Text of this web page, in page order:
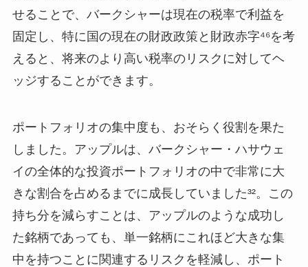
せることで、バークシャーは現在の税率で利益を
固定し、特に国の現在の財政政策と財政赤字⁴⁶を考
えると、将来のより高い税率のリスクに対してヘ
ッジすることができます。
ポートフォリオの集中度も、おそらく役割を果た
しました。アップルは、バークシャー・ハサウェ
イの全体的な投資ポートフォリオの中で非常に大
きな割合を占めるまでに成長していました³²。この
持ち分を減らすことは、アップルのような成功し
た銘柄であっても、単一銘柄にこれほど大きな集
中を持つことに関連するリスクを軽減し、ポート